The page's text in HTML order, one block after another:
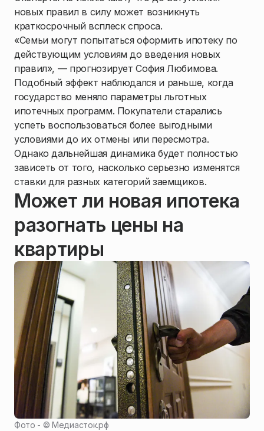
новых правил в силу может возникнуть
краткосрочный всплеск спроса.
«Семьи могут попытаться оформить ипотеку по
действующим условиям до введения новых
правил», — прогнозирует София Любимова.
Подобный эффект наблюдался и раньше, когда
государство меняло параметры льготных
ипотечных программ. Покупатели старались
успеть воспользоваться более выгодными
условиями до их отмены или пересмотра.
Однако дальнейшая динамика будет полностью
зависеть от того, насколько серьезно изменятся
ставки для разных категорий заемщиков.
Может ли новая ипотека
разогнать цены на
квартиры
Фото - ©Медиасток.рф